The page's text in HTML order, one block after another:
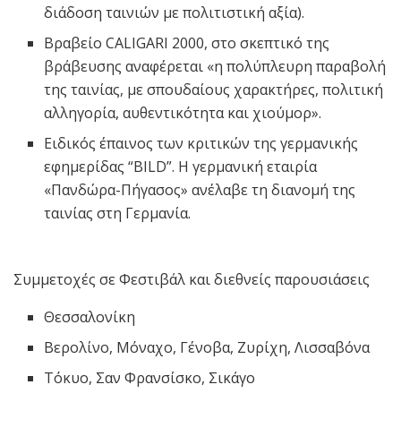
διάδοση ταινιών με πολιτιστική αξία).
Βραβείο CALIGARI 2000, στο σκεπτικό της
βράβευσης αναφέρεται «η πολύπλευρη παραβολή
της ταινίας, με σπουδαίους χαρακτήρες, πολιτική
αλληγορία, αυθεντικότητα και χιούμορ».
Ειδικός έπαινος των κριτικών της γερμανικής
εφημερίδας “BILD”. Η γερμανική εταιρία
«Πανδώρα-Πήγασος» ανέλαβε τη διανομή της
ταινίας στη Γερμανία.
Συμμετοχές σε Φεστιβάλ και διεθνείς παρουσιάσεις
Θεσσαλονίκη
Βερολίνο, Μόναχο, Γένοβα, Ζυρίχη, Λισσαβόνα
Τόκυο, Σαν Φρανσίσκο, Σικάγο